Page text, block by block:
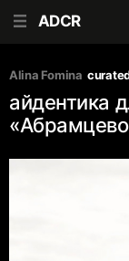
ADCR
Alina Fomina
айдентика